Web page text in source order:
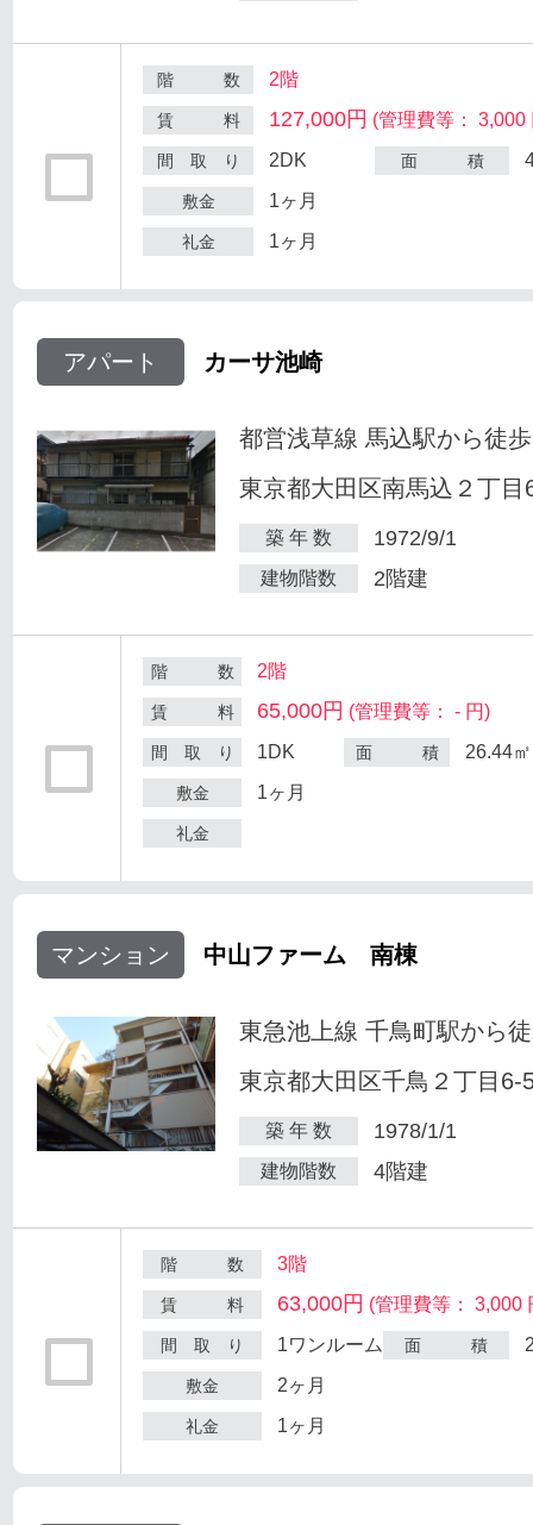
階 数 2階
賃 料 127,000円 (管理費等： 3,000
間 取 り 2DK 面 積
敷金 1ヶ月
礼金 1ヶ月
アパート カーサ池崎
都営浅草線 馬込駅から徒
東京都大田区南馬込２丁目
築 年 数 1972/9/1
建物階数 2階建
階 数 2階
賃 料 65,000円 (管理費等： - 円)
間 取 り 1DK 面 積 26.44㎡
敷金 1ヶ月
礼金
マンション 中山ファーム 南棟
東急池上線 千鳥町駅から
東京都大田区千鳥２丁目6-
築 年 数 1978/1/1
建物階数 4階建
階 数 3階
賃 料 63,000円 (管理費等： 3,000
間 取 り 1ワンルーム 面 積
敷金 2ヶ月
礼金 1ヶ月